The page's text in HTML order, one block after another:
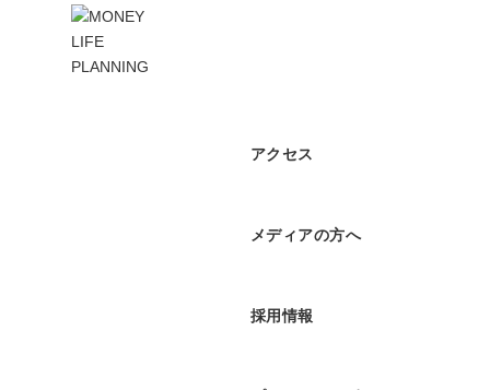
アクセス
メディアの方へ
採用情報